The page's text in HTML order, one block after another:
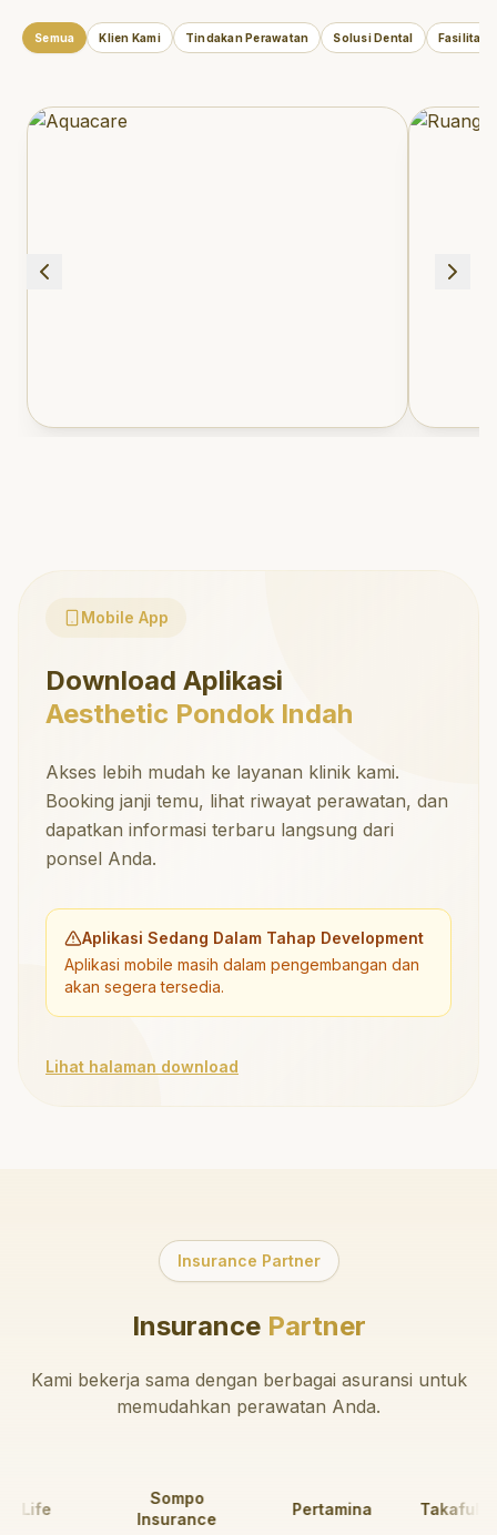
Semua Klien Kami Tindakan Perawatan Solusi Dental Fasilitas
Mobile App
Download Aplikasi
Aesthetic Pondok Indah
Akses lebih mudah ke layanan klinik kami.
Booking janji temu, lihat riwayat perawatan, dan
dapatkan informasi terbaru langsung dari
ponsel Anda.
Aplikasi Sedang Dalam Tahap Development
Aplikasi mobile masih dalam pengembangan dan
akan segera tersedia.
Lihat halaman download
Insurance Partner
InsurancePartner
Kami bekerja sama dengan berbagai asuransi untuk
memudahkan perawatan Anda.
Sompo
Insurance
Pertamina Takaful